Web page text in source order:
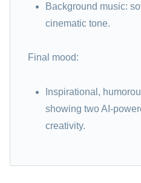
Background music:
cinematic tone.
Final mood:
Inspirational,
showing two AI-
creativity.